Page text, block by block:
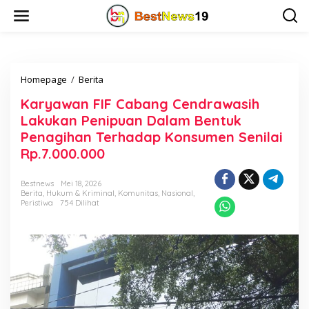
Homepage / Berita
r
y
a
w
a
I
b
a
n
g
C
e
Karyawan FIF Cabang Cendrawasih
Lakukan Penipuan Dalam Bentuk
Penagihan Terhadap Konsumen Senilai
Rp.7.000.000
Bestnews
Mei 18, 2026
Berita, Hukum & Kriminal, Komunitas, Nasional,
Peristiwa
754 Dilihat